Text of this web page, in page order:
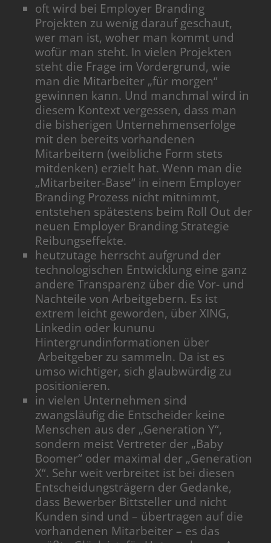
oft wird bei Employer Branding
Projekten zu wenig darauf geschaut,
wer man ist, woher man kommt und
wofür man steht. In vielen Projekten
steht die Frage im Vordergrund, wie
man die Mitarbeiter „für morgen“
gewinnen kann. Und manchmal wird in
diesem Kontext vergessen, dass man
die bisherigen Unternehmenserfolge
mit den bereits vorhandenen
Mitarbeitern (weibliche Form stets
mitdenken) erzielt hat. Wenn man die
„Mitarbeiter-Base“ in einem Employer
Branding Prozess nicht mitnimmt,
entstehen spätestens beim Roll Out der
neuen Employer Branding Strategie
Reibungseffekte.
heutzutage herrscht aufgrund der
technologischen Entwicklung eine ganz
andere Transparenz über die Vor- und
Nachteile von Arbeitgebern. Es ist
extrem leicht geworden, über XING,
Linkedin oder kununu
Hintergrundinformationen über
Arbeitgeber zu sammeln. Da ist es
umso wichtiger, sich glaubwürdig zu
positionieren.
in vielen Unternehmen sind
zwangsläufig die Entscheider keine
Menschen aus der „Generation Y“,
sondern meist Vertreter der „Baby
Boomer“ oder maximal der „Generation
X“. Sehr weit verbreitet ist bei diesen
Entscheidungsträgern der Gedanke,
dass Bewerber Bittsteller und nicht
Kunden sind und – übertragen auf die
vorhandenen Mitarbeiter – es das